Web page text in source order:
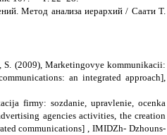
Метод анализа иерархий / Саати Т.
(2009), Marketingovye kommunikacii:
an integrated approach],
firmy: sozdanie, upravlenie, ocenka
agencies activities, the creation
communications] , IMIDZh- Dzhouns-